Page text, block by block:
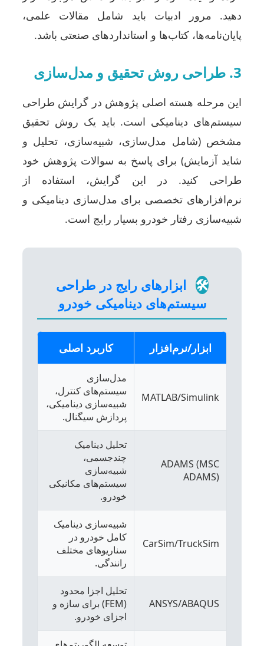
دهید. مرور ادبیات باید شامل مقالات علمی،
پایان‌نامه‌ها، کتاب‌ها و استانداردهای صنعتی باشد.
3. طراحی روش تحقیق و مدل‌سازی
این مرحله هسته اصلی پژوهش در گرایش طراحی
سیستم‌های دینامیکی است. باید یک روش تحقیق
مشخص (شامل مدل‌سازی، شبیه‌سازی، تحلیل و
شاید آزمایش) برای پاسخ به سوالات پژوهش خود
طراحی کنید. در این گرایش، استفاده از
نرم‌افزارهای تخصصی برای مدل‌سازی دینامیکی و
شبیه‌سازی رفتار خودرو بسیار رایج است.
🛠️ ابزارهای رایج در طراحی
سیستم‌های دینامیکی خودرو
ابزار/نرم‌افزار کاربرد اصلی
MATLAB/Simulink
مدل‌سازی
سیستم‌های کنترل،
شبیه‌سازی دینامیکی،
پردازش سیگنال.
ADAMS (MSC
ADAMS)
تحلیل دینامیک
چندجسمی،
شبیه‌سازی
سیستم‌های مکانیکی
خودرو.
CarSim/TruckSim
شبیه‌سازی دینامیک
کامل خودرو در
سناریوهای مختلف
رانندگی.
ANSYS/ABAQUS
تحلیل اجزا محدود
(FEM) برای سازه و
اجزای خودرو.